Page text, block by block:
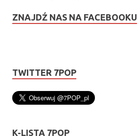
ZNAJDŹ NAS NA FACEBOOKU
TWITTER 7POP
K-LISTA 7POP